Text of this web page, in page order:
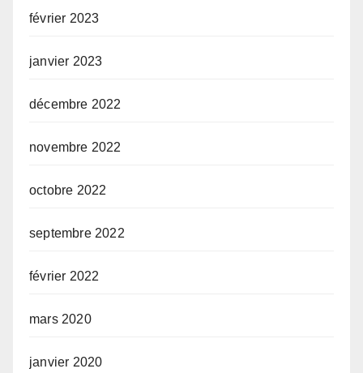
février 2023
janvier 2023
décembre 2022
novembre 2022
octobre 2022
septembre 2022
février 2022
mars 2020
janvier 2020